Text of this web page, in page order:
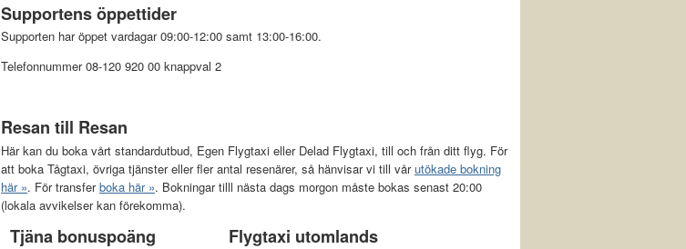
Supportens öppettider
Supporten har öppet vardagar 09:00-12:00 samt 13:00-16:00.
Telefonnummer 08-120 920 00 knappval 2
Resan till Resan
Här kan du boka vårt standardutbud, Egen Flygtaxi eller Delad Flygtaxi, till och från ditt flyg. För
att boka Tågtaxi, övriga tjänster eller fler antal resenärer, så hänvisar vi till vårutökade bokning
här ». För transferboka här ». Bokningar tilll nästa dags morgon måste bokas senast 20:00
(lokala avvikelser kan förekomma).
Tjäna bonuspoäng Flygtaxi utomlands